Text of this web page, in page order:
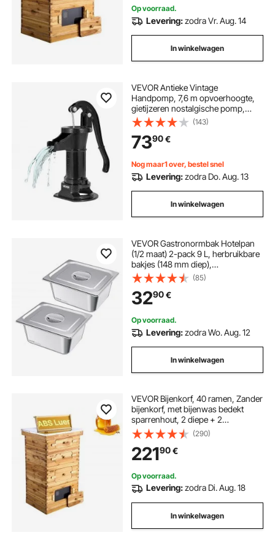
Op voorraad.
Levering:zodra Vr. Aug. 14
In winkelwagen
VEVOR Antieke Vintage
Handpomp, 7,6 m opvoerhoogte,
gietijzeren nostalgische pomp,
bronpomp, handpomp, NPT 1-1/4
inch aansluiting, tuinpomp, voor
tuin, vijver, erf, boerderij, zwart
(143)
7390€
Nog maar1 over, bestel snel
Levering:zodra Do. Aug. 13
In winkelwagen
VEVOR Gastronormbak Hotelpan
(1/2 maat) 2-pack 9 L, herbruikbare
bakjes (148 mm diep),
roestvrijstalen cateringopslag,
paneermeelbak, voedselcontainer
met deksel voor feestbuffet
(85)
3290€
Op voorraad.
Levering:zodra Wo. Aug. 12
In winkelwagen
VEVOR Bijenkorf, 40 ramen, Zander
bijenkorf, met bijenwas bedekt
sparrenhout, 2 diepe + 2
middelgrote bijenkorven,
Langstroth bijenkorfset,
transparante acrylramen met
fundering
(290)
22190€
Op voorraad.
Levering:zodra Di. Aug. 18
In winkelwagen